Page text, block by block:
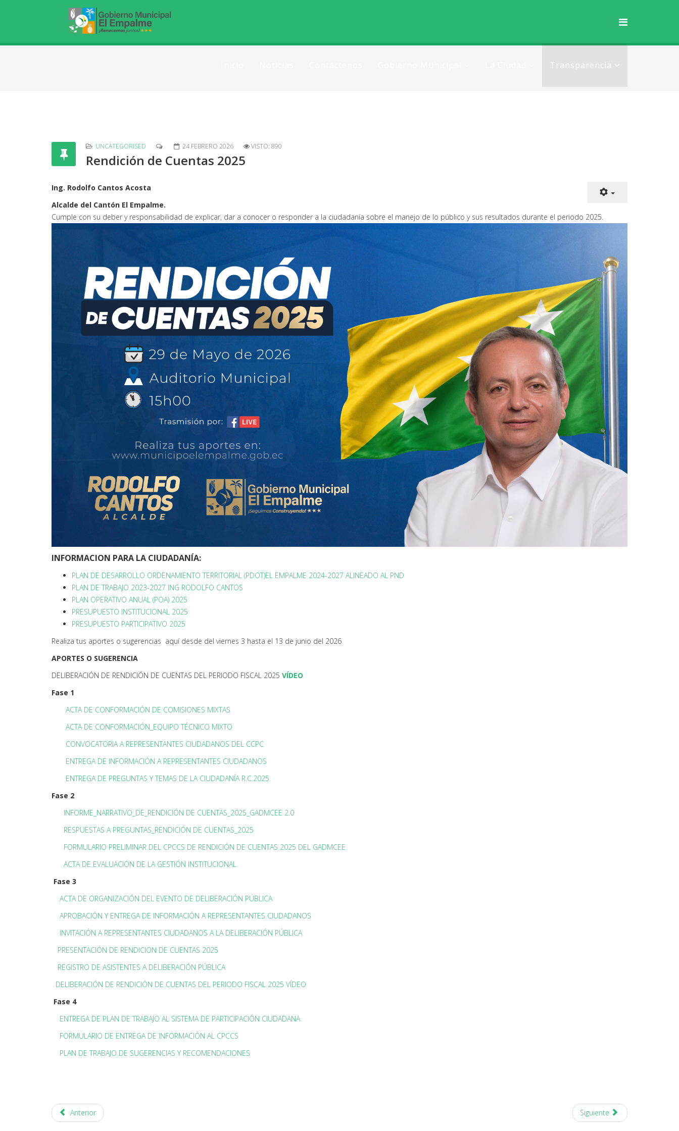
Transparencia
UNCATEGORISED 24 FEBRERO 2026 VISTO: 890
Rendición de Cuentas 2025
Ing. Rodolfo Cantos Acosta
Alcalde del Cantón El Empalme.
Cumple con su deber y responsabilidad de explicar, dar a conocer o responder a la ciudadanía sobre el manejo de lo público y sus resultados durante el periodo 2025.
INFORMACION PARA LA CIUDADANÍA:
PLAN DE DESARROLLO ORDENAMIENTO TERRITORIAL (PDOT)EL EMPALME 2024-2027 ALINEADO AL PND
PLAN DE TRABAJO 2023-2027 ING RODOLFO CANTOS
PLAN OPERATIVO ANUAL (POA) 2025
PRESUPUESTO INSTITUCIONAL 2025
PRESUPUESTO PARTICIPATIVO 2025
Realiza tus aportes o sugerencias aquí desde del viernes 3 hasta el 13 de junio del 2026
APORTES O SUGERENCIA
DELIBERACIÓN DE RENDICIÓN DE CUENTAS DEL PERIODO FISCAL 2025 VÍDEO
Fase 1
ACTA DE CONFORMACIÓN DE COMISIONES MIXTAS
ACTA DE CONFORMACIÓN_EQUIPO TÉCNICO MIXTO
CONVOCATORIA A REPRESENTANTES CIUDADANOS DEL CCPC
ENTREGA DE INFORMACIÓN A REPRESENTANTES CIUDADANOS
ENTREGA DE PREGUNTAS Y TEMAS DE LA CIUDADANÍA R.C.2025
Fase 2
INFORME_NARRATIVO_DE_RENDICIÓN DE CUENTAS_2025_GADMCEE 2.0
RESPUESTAS A PREGUNTAS_RENDICIÓN DE CUENTAS_2025
FORMULARIO PRELIMINAR DEL CPCCS DE RENDICIÓN DE CUENTAS 2025 DEL GADMCEE
ACTA DE EVALUACIÓN DE LA GESTIÓN INSTITUCIONAL
Fase 3
ACTA DE ORGANIZACIÓN DEL EVENTO DE DELIBERACIÓN PÚBLICA
APROBACIÓN Y ENTREGA DE INFORMACIÓN A REPRESENTANTES CIUDADANOS
INVITACIÓN A REPRESENTANTES CIUDADANOS A LA DELIBERACIÓN PÚBLICA
PRESENTACIÓN DE RENDICION DE CUENTAS 2025
REGISTRO DE ASISTENTES A DELIBERACIÓN PÚBLICA
DELIBERACIÓN DE RENDICIÓN DE CUENTAS DEL PERIODO FISCAL 2025 VÍDEO
Fase 4
ENTREGA DE PLAN DE TRABAJO AL SISTEMA DE PARTICIPACIÓN CIUDADANA
FORMULARIO DE ENTREGA DE INFORMACIÓN AL CPCCS
PLAN DE TRABAJO DE SUGERENCIAS Y RECOMENDACIONES
Anterior Siguiente